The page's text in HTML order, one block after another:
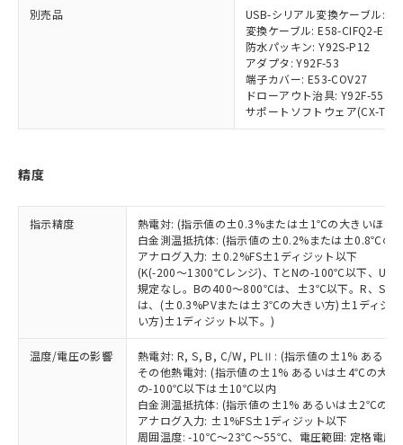
別売品
USB-シリアル変換ケーブル:
変換ケーブル: E58-CIFQ2-E
防水パッキン: Y92S-P12
アダプタ: Y92F-53
端子カバー: E53-COV27
ドローアウト治具: Y92F-55
サポートソフトウェア(CX-
精度
指示精度
熱電対: (指示値の±0.3%または±1℃の大きいほう
白金測温抵抗体: (指示値の±0.2%または±0.8℃の
アナログ入力: ±0.2%FS±1ディジット以下
(K(-200～1300℃レンジ)、TとNの-100℃以下、U
規定なし。Bの400～800℃は、±3℃以下。R、S
は、(±0.3%PVまたは±3℃の大きい方)±1ディジ
い方)±1ディジット以下。)
温度/電圧の影響
熱電対: R, S, B, C/W, PLⅡ: (指示値の±1% ある
その他熱電対: (指示値の±1% あるいは±4℃の大き
の-100℃以下は±10℃以内
白金測温抵抗体: (指示値の±1% あるいは±2℃の大
アナログ入力: ±1%FS±1ディジット以下
周囲温度: -10℃～23℃～55℃、電圧範囲: 定格電圧
メンバーズにご登録されている必要が
お客様が当ウェブサイト上で当社にご
登録された部品リストについて、当社
および当社の共同利用者が、当社の製
品・サービスに関するお客様との取
引・商談に必要な範囲で利用すること
用者の範囲」に記載されている法人を
指します。
※3 非含有証明書ダウンロード
下記の非含有証明書をダウンロードするこ
ものではありません。
また、RoHS指令のフタル酸エステル類４
物質の対応では、対応完了までの期間は出
荷製品に未対応品が混在することから備考
欄に対応日を記載しておりました。
既に当社にて対応品への在庫切替を完了
していることから、特段のことがない限
り、2022年1月12日より割愛しておりま
「－」：未確認です。当社販売部門へお問
り引きをいたしません。